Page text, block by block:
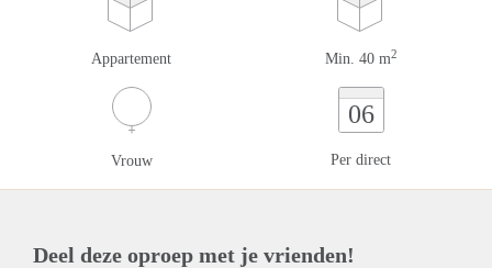
Appartement Min. 40 m2
Vrouw
06
Per direct
Deel deze oproep met je vrienden!